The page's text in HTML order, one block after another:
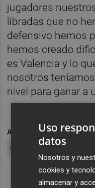
jugadores
libradas que no
defensivo hemos
hemos creado
es Valencia y lo
nosotros
nivel para ganar a
ARCHIVADO EN
GIPUZKOA BASKET CLUB
Uso
datos
Nosotros y
cookies y
almacenar y